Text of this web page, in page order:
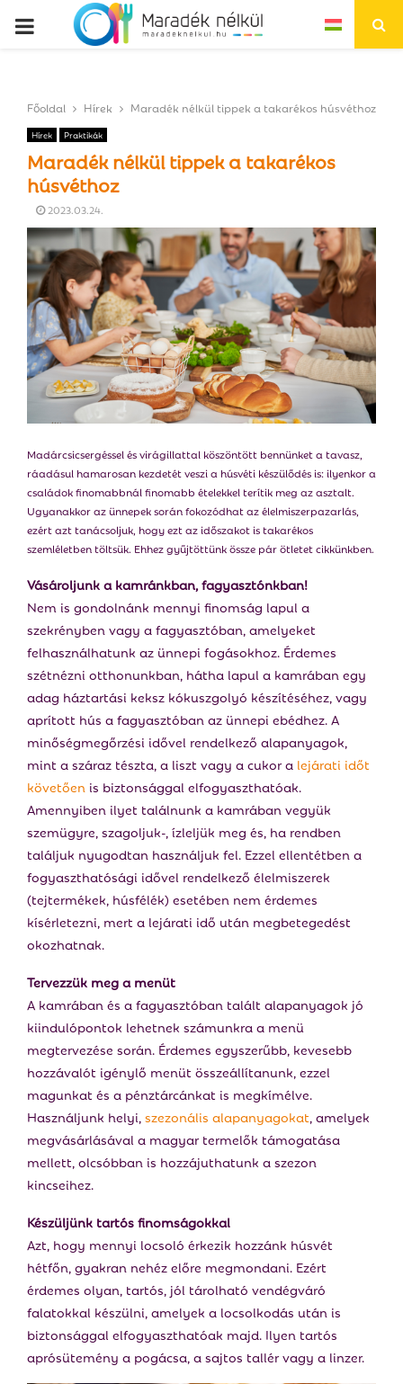
P
M
R
Y
M
N
U
Főoldal Hírek Maradék nélkül tippek a takarékos húsvéthoz
Hírek Praktikák
Maradék nélkül tippek a takarékos
húsvéthoz
2023.03.24.
Madárcsicsergéssel és virágillattal köszöntött bennünket a tavasz,
ráadásul hamarosan kezdetét veszi a húsvéti készülődés is: ilyenkor a
családok finomabbnál finomabb ételekkel terítik meg az asztalt.
Ugyanakkor az ünnepek során fokozódhat az élelmiszerpazarlás,
ezért azt tanácsoljuk, hogy ezt az időszakot is takarékos
szemléletben töltsük. Ehhez gyűjtöttünk össze pár ötletet cikkünkben.
Vásároljunk a kamránkban, fagyasztónkban!
Nem is gondolnánk mennyi finomság lapul a
szekrényben vagy a fagyasztóban, amelyeket
felhasználhatunk az ünnepi fogásokhoz. Érdemes
szétnézni otthonunkban, hátha lapul a kamrában egy
adag háztartási keksz kókuszgolyó készítéséhez, vagy
aprított hús a fagyasztóban az ünnepi ebédhez. A
minőségmegőrzési idővel rendelkező alapanyagok,
mint a száraz tészta, a liszt vagy a cukor a lejárati időt
követően is biztonsággal elfogyaszthatóak.
Amennyiben ilyet találnunk a kamrában vegyük
szemügyre, szagoljuk-, ízleljük meg és, ha rendben
találjuk nyugodtan használjuk fel. Ezzel ellentétben a
fogyaszthatósági idővel rendelkező élelmiszerek
(tejtermékek, húsfélék) esetében nem érdemes
kísérletezni, mert a lejárati idő után megbetegedést
okozhatnak.
Tervezzük meg a menüt
A kamrában és a fagyasztóban talált alapanyagok jó
kiindulópontok lehetnek számunkra a menü
megtervezése során. Érdemes egyszerűbb, kevesebb
hozzávalót igénylő menüt összeállítanunk, ezzel
magunkat és a pénztárcánkat is megkímélve.
Használjunk helyi,szezonális alapanyagokat, amelyek
megvásárlásával a magyar termelők támogatása
mellett, olcsóbban is hozzájuthatunk a szezon
kincseihez.
Készüljünk tartós finomságokkal
Azt, hogy mennyi locsoló érkezik hozzánk húsvét
hétfőn, gyakran nehéz előre megmondani. Ezért
érdemes olyan, tartós, jól tárolható vendégváró
falatokkal készülni, amelyek a locsolkodás után is
biztonsággal elfogyaszthatóak majd. Ilyen tartós
aprósütemény a pogácsa, a sajtos tallér vagy a linzer.